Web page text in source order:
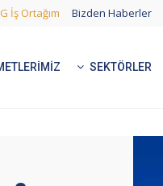
İş Ortağım Bizden Haberler
SEKTÖRLER